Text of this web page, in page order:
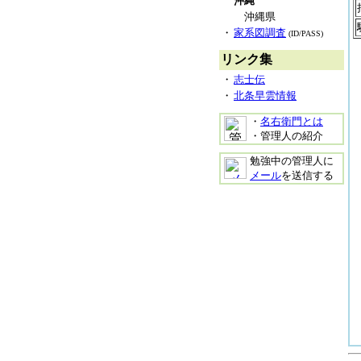
沖縄県
・ 家系図調査 (ID/PASS)
リンク集
・ 志士伝
・ 北条早雲情報
・ 名右衛門とは
・管理人の紹介
勉強中の管理人に
メールを送信する